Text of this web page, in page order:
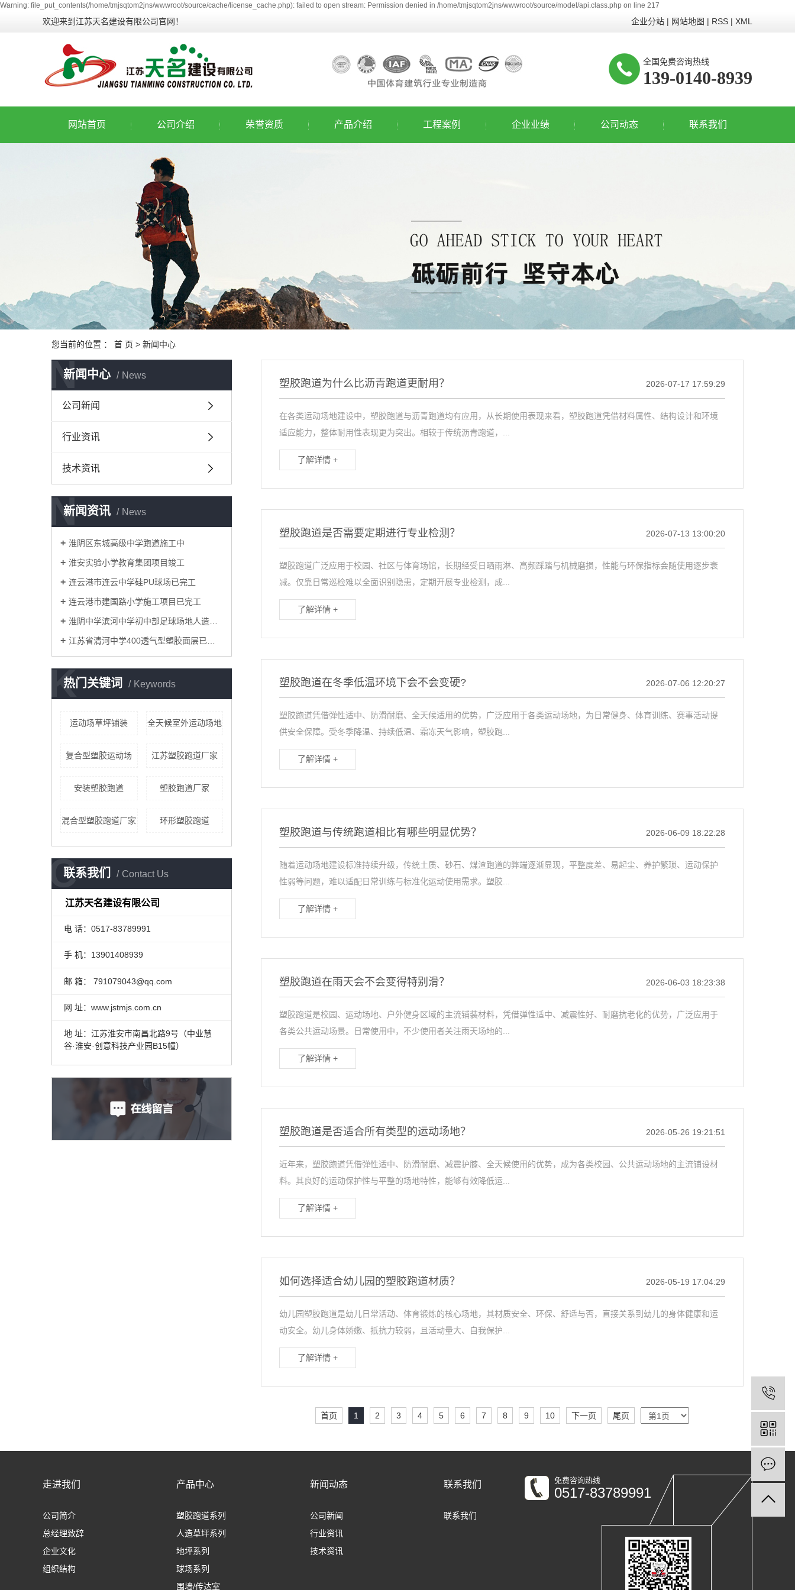
Warning: file_put_contents(/home/tmjsqtom2jns/wwwroot/source/cache/license_cache.php): failed to open stream: Permission denied in /home/tmjsqtom2jns/wwwroot/source/model/api.class.php on line 217
欢迎来到江苏天名建设有限公司官网！ 企业分站 | 网站地图 | RSS | XML
全国免费咨询热线
139-0140-8939
网站首页 公司介绍 荣誉资质 产品介绍 工程案例 企业业绩 公司动态 联系我们
您当前的位置 ： 首 页 > 新闻中心
新闻中心 News
N
公司新闻
行业资讯
技术资讯
新闻资讯 News
N
淮阴区东城高级中学跑道施工中
淮安实验小学教育集团项目竣工
连云港市连云中学硅PU球场已完工
连云港市建国路小学施工项目已完工
淮阴中学滨河中学初中部足球场地人造草坪已竣工
江苏省清河中学400透气型塑胶面层已竣工
热门关键词 Keywords
K
运动场草坪铺装 全天候室外运动场地
复合型塑胶运动场 江苏塑胶跑道厂家
安装塑胶跑道 ​塑胶跑道厂家
混合型塑胶跑道厂家 环形塑胶跑道
联系我们 Contact Us
C
江苏天名建设有限公司
电 话：0517-83789991
手 机：13901408939
邮 箱： 791079043@qq.com
网 址：www.jstmjs.com.cn
地 址：江苏淮安市南昌北路9号（中业慧
谷·淮安·创意科技产业园B15幢）
塑胶跑道为什么比沥青跑道更耐用？ 2026-07-17 17:59:29
在各类运动场地建设中，塑胶跑道与沥青跑道均有应用，从长期使用表现来看，塑胶跑道凭借材料属性、结构设计和环境
适应能力，整体耐用性表现更为突出。相较于传统沥青跑道，...
了解详情 +
塑胶跑道是否需要定期进行专业检测？ 2026-07-13 13:00:20
塑胶跑道广泛应用于校园、社区与体育场馆，长期经受日晒雨淋、高频踩踏与机械磨损，性能与环保指标会随使用逐步衰
减。仅靠日常巡检难以全面识别隐患，定期开展专业检测，成...
了解详情 +
塑胶跑道在冬季低温环境下会不会变硬? 2026-07-06 12:20:27
塑胶跑道凭借弹性适中、防滑耐磨、全天候适用的优势，广泛应用于各类运动场地，为日常健身、体育训练、赛事活动提
供安全保障。受冬季降温、持续低温、霜冻天气影响，塑胶跑...
了解详情 +
塑胶跑道与传统跑道相比有哪些明显优势？ 2026-06-09 18:22:28
随着运动场地建设标准持续升级，传统土质、砂石、煤渣跑道的弊端逐渐显现，平整度差、易起尘、养护繁琐、运动保护
性弱等问题，难以适配日常训练与标准化运动使用需求。塑胶...
了解详情 +
塑胶跑道在雨天会不会变得特别滑？ 2026-06-03 18:23:38
塑胶跑道是校园、运动场地、户外健身区域的主流铺装材料，凭借弹性适中、减震性好、耐磨抗老化的优势，广泛应用于
各类公共运动场景。日常使用中，不少使用者关注雨天场地的...
了解详情 +
塑胶跑道是否适合所有类型的运动场地？ 2026-05-26 19:21:51
近年来，塑胶跑道凭借弹性适中、防滑耐磨、减震护膝、全天候使用的优势，成为各类校园、公共运动场地的主流铺设材
料。其良好的运动保护性与平整的场地特性，能够有效降低运...
了解详情 +
如何选择适合幼儿园的塑胶跑道材质？ 2026-05-19 17:04:29
幼儿园塑胶跑道是幼儿日常活动、体育锻炼的核心场地，其材质安全、环保、舒适与否，直接关系到幼儿的身体健康和运
动安全。幼儿身体娇嫩、抵抗力较弱，且活动量大、自我保护...
了解详情 +
首页 1 2 3 4 5 6 7 8 9 10 下一页 尾页
走进我们
公司简介
总经理致辞
企业文化
组织结构
产品中心
塑胶跑道系列
人造草坪系列
地坪系列
球场系列
围墙/传达室
新闻动态
公司新闻
行业资讯
技术资讯
联系我们
联系我们
免费咨询热线
0517-83789991